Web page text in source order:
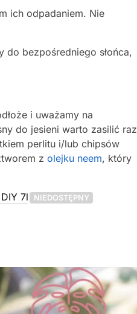
ich odpadaniem. Nie
do bezpośredniego słońca,
i uważamy na
do jesieni warto zasilić raz
perlitu i/lub chipsów
z olejku neem, który
7l NIEDOSTĘPNY